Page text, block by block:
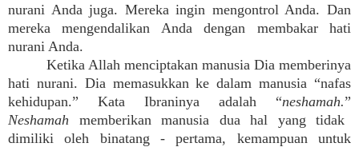
nurani Anda juga. Mereka ingin mengontrol Anda. Dan
mereka mengendalikan Anda dengan membakar hati
nurani Anda.
Ketika Allah menciptakan manusia Dia memberinya
hati nurani. Dia memasukkan ke dalam manusia “nafas
kehidupan.” Kata Ibraninya adalah “neshamah.”
Neshamah memberikan manusia dua hal yang tidak
dimiliki oleh binatang - pertama, kemampuan untuk